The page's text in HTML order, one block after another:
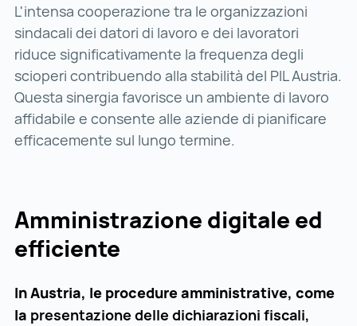
L'intensa cooperazione tra le organizzazioni
sindacali dei datori di lavoro e dei lavoratori
riduce significativamente la frequenza degli
scioperi contribuendo alla stabilità del PIL Austria.
Questa sinergia favorisce un ambiente di lavoro
affidabile e consente alle aziende di pianificare
efficacemente sul lungo termine.
Amministrazione digitale ed
efficiente
In Austria, le procedure amministrative, come
la presentazione delle dichiarazioni fiscali,